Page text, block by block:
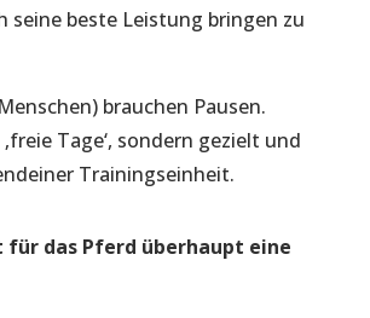
seine beste Leistung bringen zu
brauchen Pausen.
Tage‘, sondern gezielt und
Trainingseinheit.
für das Pferd überhaupt eine